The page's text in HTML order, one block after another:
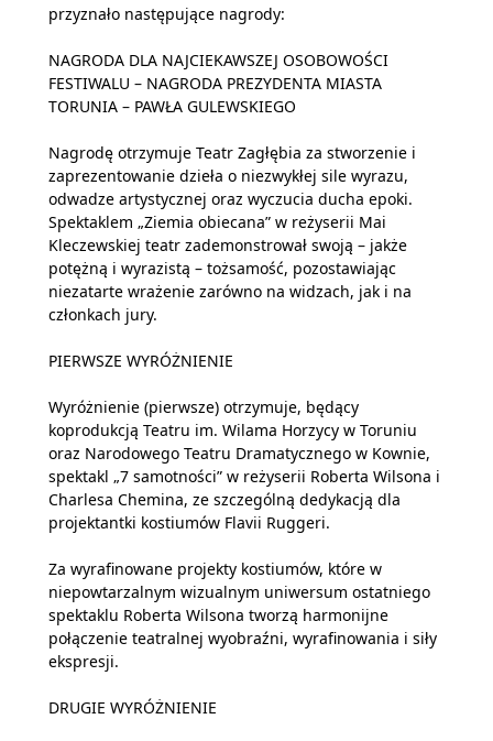
przyznało następujące nagrody:
NAGRODA DLA NAJCIEKAWSZEJ OSOBOWOŚCI
FESTIWALU – NAGRODA PREZYDENTA MIASTA
TORUNIA – PAWŁA GULEWSKIEGO
Nagrodę otrzymuje Teatr Zagłębia za stworzenie i
zaprezentowanie dzieła o niezwykłej sile wyrazu,
odwadze artystycznej oraz wyczucia ducha epoki.
Spektaklem „Ziemia obiecana” w reżyserii Mai
Kleczewskiej teatr zademonstrował swoją – jakże
potężną i wyrazistą – tożsamość, pozostawiając
niezatarte wrażenie zarówno na widzach, jak i na
członkach jury.
PIERWSZE WYRÓŻNIENIE
Wyróżnienie (pierwsze) otrzymuje, będący
koprodukcją Teatru im. Wilama Horzycy w Toruniu
oraz Narodowego Teatru Dramatycznego w Kownie,
spektakl „7 samotności” w reżyserii Roberta Wilsona i
Charlesa Chemina, ze szczególną dedykacją dla
projektantki kostiumów Flavii Ruggeri.
Za wyrafinowane projekty kostiumów, które w
niepowtarzalnym wizualnym uniwersum ostatniego
spektaklu Roberta Wilsona tworzą harmonijne
połączenie teatralnej wyobraźni, wyrafinowania i siły
ekspresji.
DRUGIE WYRÓŻNIENIE